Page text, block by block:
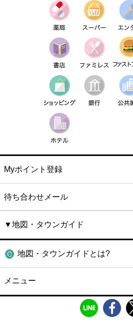
Myポイント登録
待ち合わせメール
▼地図・タウンガイド
地図・タウンガイドとは?
メニュー